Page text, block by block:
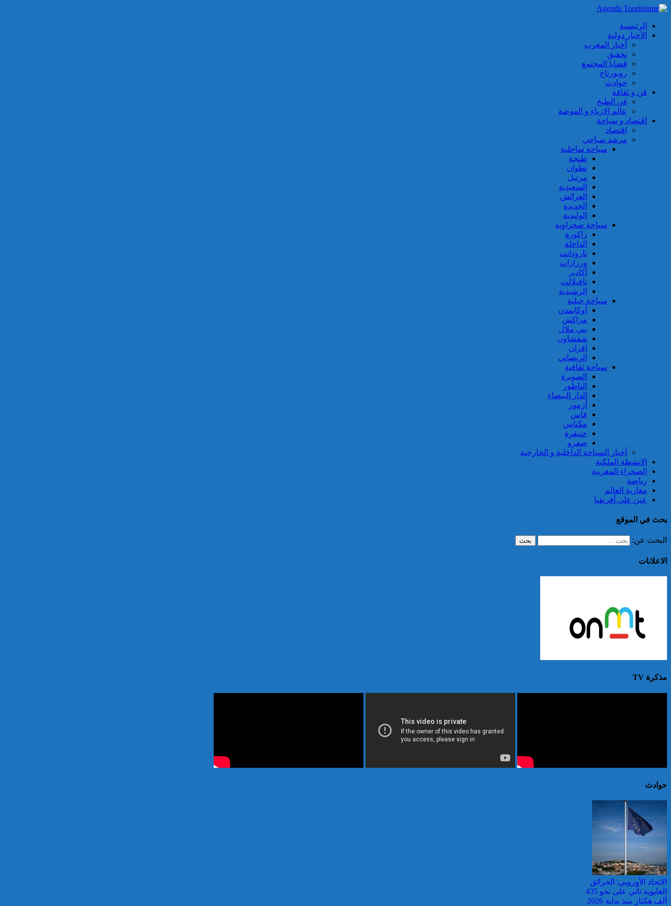
الرئيسية
الأخبار دولية
أخبار المغرب
تحقيق
قضايا المجتمع
روبورتاج
حوادث
فن و ثقافة
فن الطبخ
عالم الازياء و الموضة
اقتصاد و سياحة
اقتصاد
مرشد سياحي
سياحة ساحلية
طنجة
تطوان
مرتيل
السعيدية
العرائش
الجديدة
الوليدية
سياحة صحراوية
زاكورة
الداخلة
تارودانت
ورزازات
أكادير
تافيلالت
الرشيدية
سياحة جبلية
أوكايمدن
مراكش
بني ملال
شفشاون
إفران
الريصاني
سياحة ثقافية
الصويرة
الناظور
الدار البيضاء
أزمور
فاس
مكناس
خنيفرة
صفرو
أخبار السياحة الداخلية و الخارجية
الانشطة الملكية
الصحراء المغربية
رياضة
مغاربة العالم
عين على أفريقيا
بحث في الموقع
البحث عن:
الاعلانات
مذكرة TV
حوادث
الاتحاد الأوروبي: الحرائق
الغابوية تأتي على نحو 435
ألف هكتار منذ بداية 2026